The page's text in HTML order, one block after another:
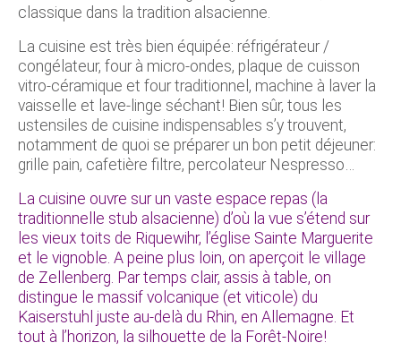
classique dans la tradition alsacienne.
La cuisine est très bien équipée: réfrigérateur /
congélateur, four à micro-ondes, plaque de cuisson
vitro-céramique et four traditionnel, machine à laver la
vaisselle et lave-linge séchant! Bien sûr, tous les
ustensiles de cuisine indispensables s’y trouvent,
notamment de quoi se préparer un bon petit déjeuner:
grille pain, cafetière filtre, percolateur Nespresso…
La cuisine ouvre sur un vaste espace repas (la
traditionnelle stub alsacienne) d’où la vue s’étend sur
les vieux toits de Riquewihr, l’église Sainte Marguerite
et le vignoble. A peine plus loin, on aperçoit le village
de Zellenberg. Par temps clair, assis à table, on
distingue le massif volcanique (et viticole) du
Kaiserstuhl juste au-delà du Rhin, en Allemagne. Et
tout à l’horizon, la silhouette de la Forêt-Noire!